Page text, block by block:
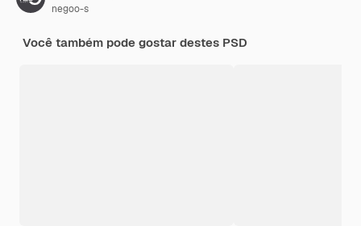
negoo-s
Você também pode gostar destes PSD